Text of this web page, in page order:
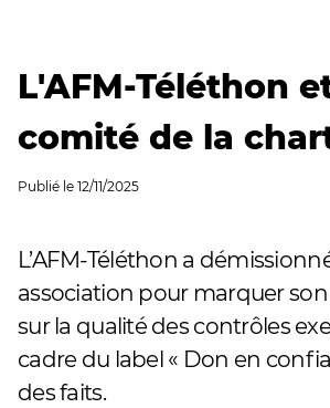
L'AFM-Téléthon
comité de la
Publié le 12/11/2025
L’AFM-Téléthon a
association pour marquer
sur la qualité des contrôles
cadre du label « Don en
des faits.